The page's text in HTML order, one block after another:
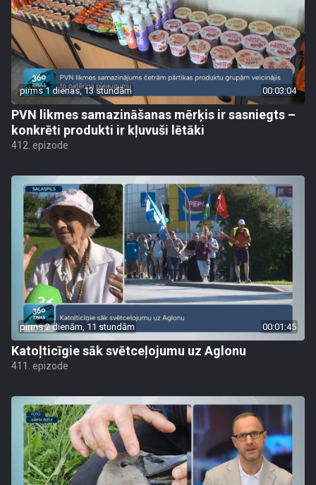
pirms 1 dienas, 13 stundām 00:03:04
PVN likmes samazināšanas mērķis ir sasniegts –
konkrēti produkti ir kļuvuši lētāki
412. epizode
pirms 2 dienām, 11 stundām 00:01:45
Katoļticīgie sāk svētceļojumu uz Aglonu
411. epizode